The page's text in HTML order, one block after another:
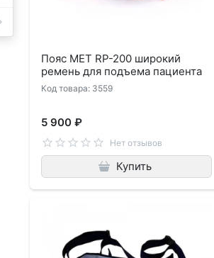
Пояс MET RP-200 широкий
ремень для подъема пациента
Код товара: 3559
5 900 ₽
Нет отзывов
Купить